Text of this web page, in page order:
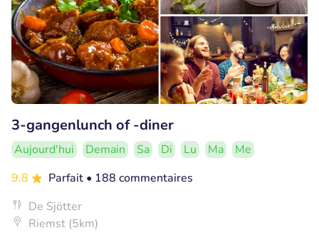
3-gangenlunch of -diner
Aujourd'hui Demain Sa Di Lu Ma
Me
9.8
Parfait • 188 commentaires
De Sjötter
Riemst (5km)